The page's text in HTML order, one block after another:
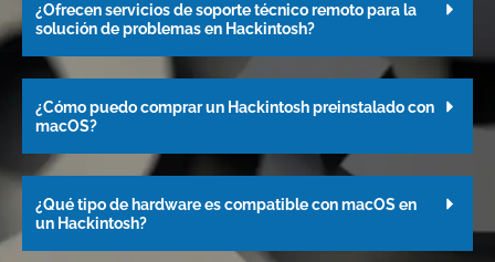
¿Ofrecen servicios de soporte técnico remoto para la
solución de problemas en Hackintosh?
¿Cómo puedo comprar un Hackintosh preinstalado con
macOS?
¿Qué tipo de hardware es compatible con macOS en
un Hackintosh?